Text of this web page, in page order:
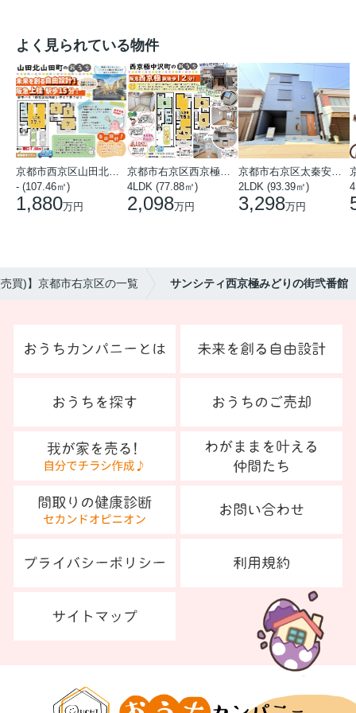
よく見られている物件
京都市西京区山田北山田町
- (107.46㎡)
1,880万円
京都市右京区西京極中沢町
4LDK (77.88㎡)
2,098万円
京都市右京区太秦安井藤ノ木町
2LDK (93.39㎡)
3,298万円
買)】京都市右京区の一覧 サンシティ西京極みどりの街弐番館